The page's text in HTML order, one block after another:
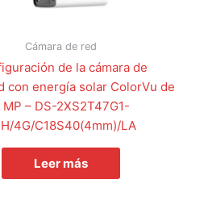
Cámara de red
de la cámara de
con energía solar ColorVu de
MP – DS-2XS2T47G1-
4G/C18S40(4mm)/LA
Leer más